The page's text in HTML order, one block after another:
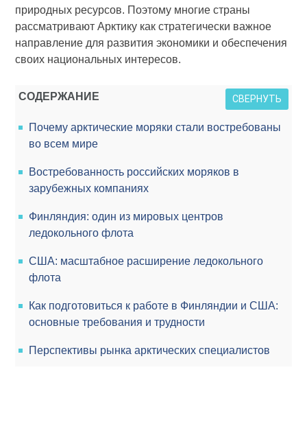
природных ресурсов. Поэтому многие страны
рассматривают Арктику как стратегически важное
направление для развития экономики и обеспечения
своих национальных интересов.
СОДЕРЖАНИЕ СВЕРНУТЬ
Почему арктические моряки стали востребованы
во всем мире
Востребованность российских моряков в
зарубежных компаниях
Финляндия: один из мировых центров
ледокольного флота
США: масштабное расширение ледокольного
флота
Как подготовиться к работе в Финляндии и США:
основные требования и трудности
Перспективы рынка арктических специалистов